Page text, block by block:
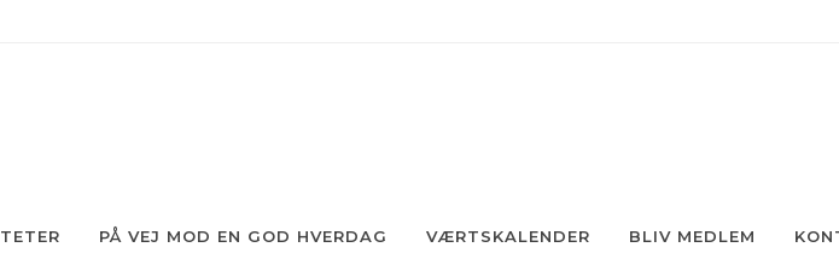
PÅ VEJ MOD EN GOD HVERDAG VÆRTSKALENDER BLIV MEDLEM